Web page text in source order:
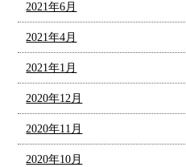
2021年6月
2021年4月
2021年1月
2020年12月
2020年11月
2020年10月